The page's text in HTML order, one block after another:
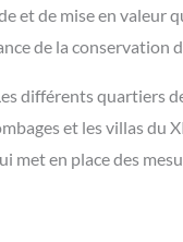
et de mise en valeur
de la conservation
différents quartiers
et les villas du
met en place des